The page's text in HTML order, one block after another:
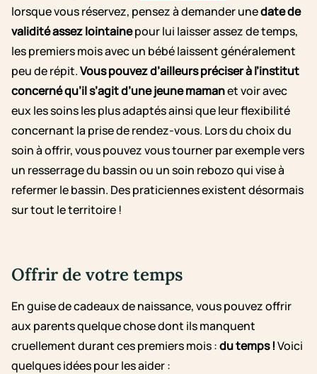
lorsque vous réservez, pensez à demander unedate de
validité assez lointainepour lui laisser assez de temps,
les premiers mois avec un bébé laissent généralement
peu de répit.Vous pouvez d’ailleurs préciser à l’institut
concerné qu’il s’agit d’une jeune mamanet voir avec
eux les soins les plus adaptés ainsi que leur flexibilité
concernant la prise de rendez-vous. Lors du choix du
soin à offrir, vous pouvez vous tourner par exemple vers
un resserrage du bassin ou un soin rebozo qui vise à
refermer le bassin. Des praticiennes existent désormais
sur tout le territoire !
Offrir de votre temps
En guise de cadeaux de naissance, vous pouvez offrir
aux parents quelque chose dont ils manquent
cruellement durant ces premiers mois :du temps !Voici
quelques idées pour les aider :